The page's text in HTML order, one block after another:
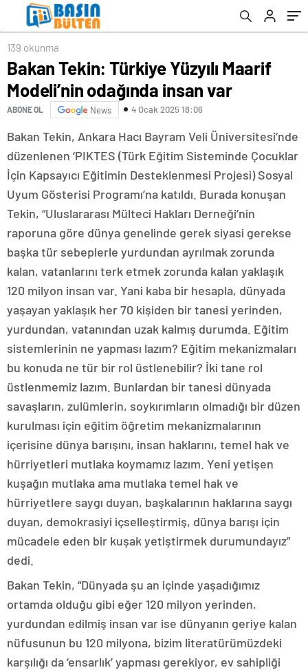
139 okunma
Bakan Tekin: Türkiye Yüzyılı Maarif
Modeli’nin odağında insan var
ABONE OL News 4 Ocak 2025 18:06
Bakan Tekin, Ankara Hacı Bayram Veli Üniversitesi’nde
düzenlenen ‘PIKTES (Türk Eğitim Sisteminde Çocuklar
İçin Kapsayıcı Eğitimin Desteklenmesi Projesi) Sosyal
Uyum Gösterisi Programı’na katıldı. Burada konuşan
Tekin, “Uluslararası Mülteci Hakları Derneği’nin
raporuna göre dünya genelinde gerek siyasi gerekse
başka tür sebeplerle yurdundan ayrılmak zorunda
kalan, vatanlarını terk etmek zorunda kalan yaklaşık
120 milyon insan var. Yani kaba bir hesapla, dünyada
yaşayan yaklaşık her 70 kişiden bir tanesi yerinden,
yurdundan, vatanından uzak kalmış durumda. Eğitim
sistemlerinin ne yapması lazım? Eğitim mekanizmaları
bu konuda ne tür bir rol üstlenebilir? İki tane rol
üstlenmemiz lazım. Bunlardan bir tanesi dünyada
savaşların, zulümlerin, soykırımların olmadığı bir düzen
kurulması için eğitim öğretim mekanizmalarının
içerisine dünya barışını, insan haklarını, temel hak ve
hürriyetleri mutlaka koymamız lazım. Yeni yetişen
kuşağın mutlaka ama mutlaka temel hak ve
hürriyetlere saygı duyan, başkalarının haklarına saygı
duyan, demokrasiyi içselleştirmiş, dünya barışı için
mücadele eden bir kuşak yetiştirmek durumundayız”
dedi.
Bakan Tekin, “Dünyada şu an içinde yaşadığımız
ortamda olduğu gibi eğer 120 milyon yerinden,
yurdundan edilmiş insan var ise dünyanın geriye kalan
nüfusunun bu 120 milyona, bizim literatürümüzdeki
karşılığı da ‘ensarlık’ yapması gerekiyor, ev sahipliği